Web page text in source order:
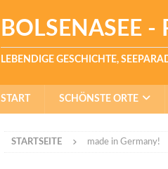
BOLSENASEE -
LEBENDIGE GESCHICHTE,
START SCHÖNSTE ORTE
STARTSEITE made in Germany!